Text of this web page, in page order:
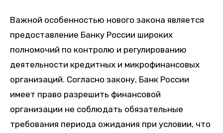
Важной особенностью нового закона является
предоставление Банку России широких
полномочий по контролю и регулированию
деятельности кредитных и микрофинансовых
организаций. Согласно закону, Банк России
имеет право разрешить финансовой
организации не соблюдать обязательные
требования периода ожидания при условии, что